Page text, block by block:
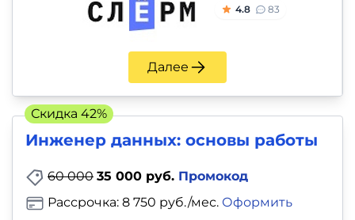
4.8 83
Далее
Инженер данных: основы работы
60 000 35 000 руб. Промокод
Рассрочка: 8 750 руб./мес. Оформить
Скидка 42%